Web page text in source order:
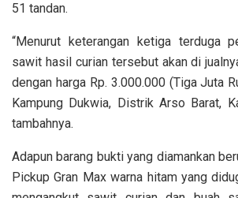
51 tandan.
“Menurut keterangan ketiga terduga
sawit hasil curian tersebut akan di
dengan harga Rp. 3.000.000 (Tiga Juta
Kampung Dukwia, Distrik Arso Barat,
tambahnya.
Adapun barang bukti yang diamankan
Pickup Gran Max warna hitam yang